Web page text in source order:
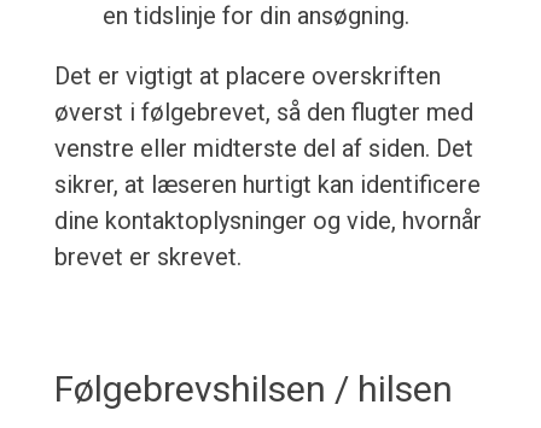
en tidslinje for din ansøgning.
Det er vigtigt at placere overskriften
øverst i følgebrevet, så den flugter med
venstre eller midterste del af siden. Det
sikrer, at læseren hurtigt kan identificere
dine kontaktoplysninger og vide, hvornår
brevet er skrevet.
Følgebrevshilsen / hilsen